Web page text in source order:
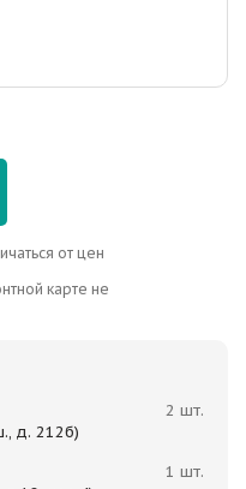
от цен
карте не
д. 212б)
2 шт.
1 шт.